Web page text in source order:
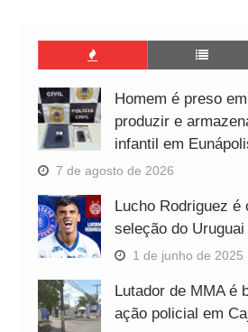
Homem é preso
produzir e
infantil em
7 de agosto de 2026
Lucho Rodriguez é
seleção do Uruguai
1 de junho de 2025
Lutador de MMA é
ação policial em